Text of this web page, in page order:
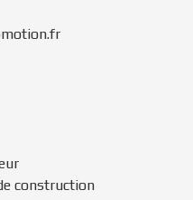
construction